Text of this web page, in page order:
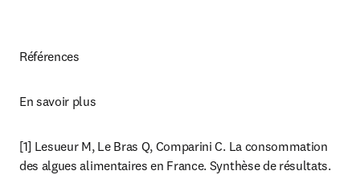
Références
En savoir plus
[1] Lesueur M, Le Bras Q, Comparini C. La consommation
des algues alimentaires en France. Synthèse de résultats.